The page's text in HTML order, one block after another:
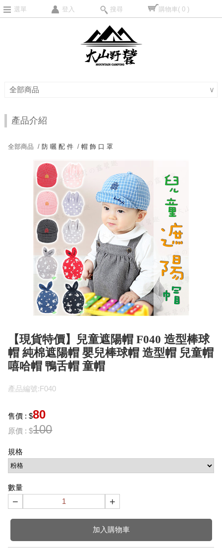
選單 登入 搜尋 購物車( 0 )
全部商品 ∨
產品介紹
全部商品 / 防 曬 配 件 /帽 飾 口 罩
【現貨特價】兒童遮陽帽 F040 造型棒球
帽 純棉遮陽帽 嬰兒棒球帽 造型帽 兒童帽
嘻哈帽 鴨舌帽 童帽
產品編號:F040
售價 : $80
原價 : $100
規格
數量
− +
加入購物車